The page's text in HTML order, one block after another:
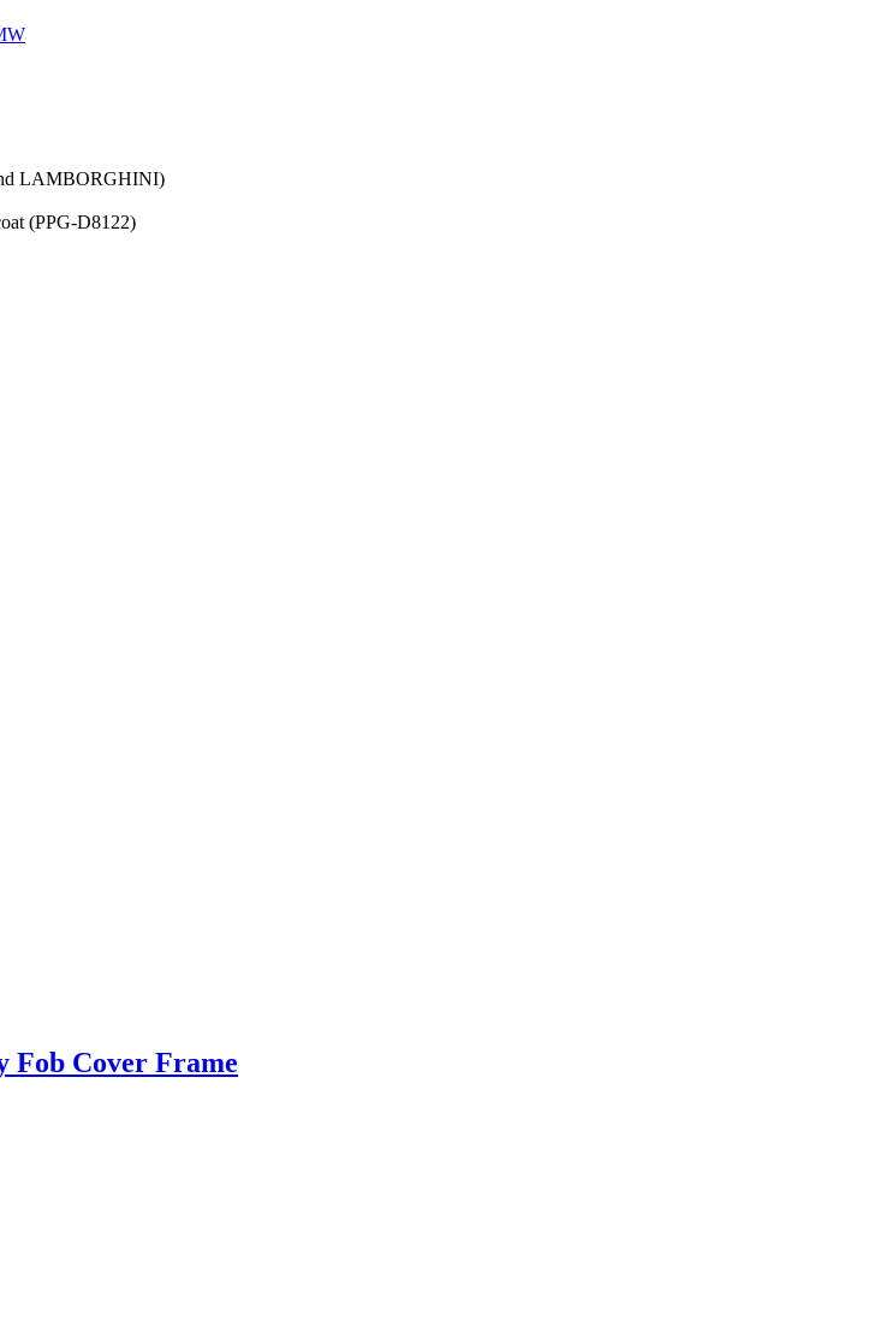
LAMBORGHINI)
(PPG-D8122)
Fob Cover Frame